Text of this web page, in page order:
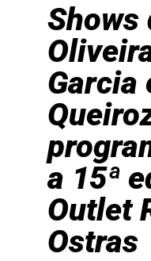
Shows
Garcia
a 15ª
Outlet
Ostras